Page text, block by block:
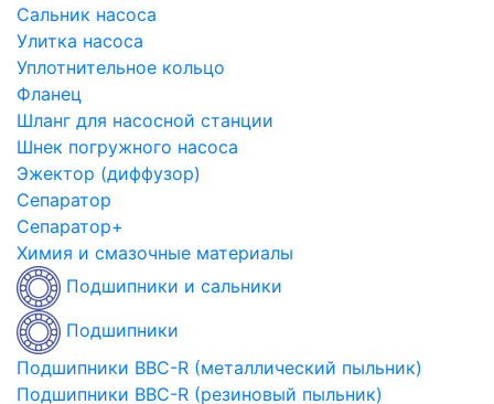
Сальник насоса
Улитка насоса
Уплотнительное кольцо
Фланец
Шланг для насосной станции
Шнек погружного насоса
Эжектор (диффузор)
Сепаратор
Сепаратор+
Химия и смазочные материалы
Подшипники и сальники
Подшипники
Подшипники BBC-R (металлический пыльник)
Подшипники BBC-R (резиновый пыльник)